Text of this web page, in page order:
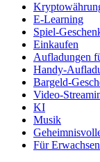
E-Learning
Spiel-
Einkaufen
Aufladungen
Handy-
Bargeld-
Video-
KI
Musik
Für